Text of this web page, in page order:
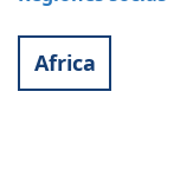
Africa